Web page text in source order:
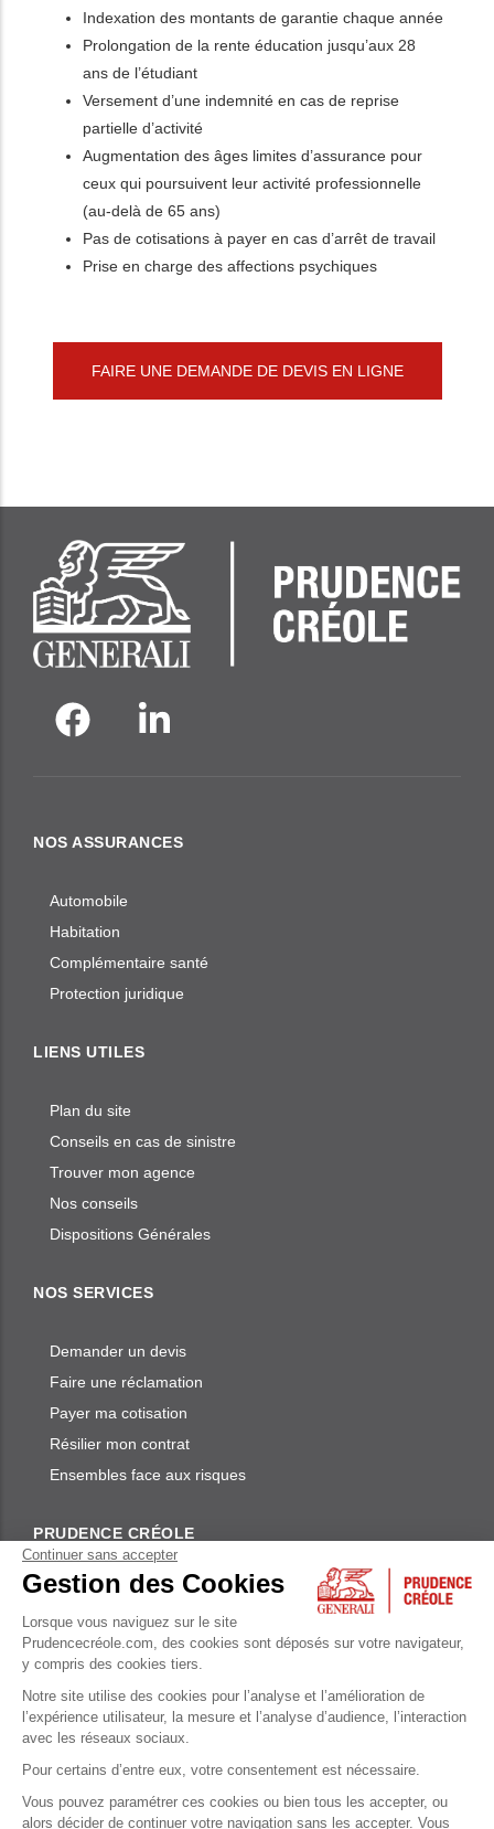
Indexation des montants de garantie chaque année
Prolongation de la rente éducation jusqu’aux 28
ans de l’étudiant
Versement d’une indemnité en cas de reprise
partielle d’activité
Augmentation des âges limites d’assurance pour
ceux qui poursuivent leur activité professionnelle
(au-delà de 65 ans)
Pas de cotisations à payer en cas d’arrêt de travail
Prise en charge des affections psychiques
FAIRE UNE DEMANDE DE DEVIS EN LIGNE
NOS ASSURANCES
Automobile
Habitation
Complémentaire santé
Protection juridique
LIENS UTILES
Plan du site
Conseils en cas de sinistre
Trouver mon agence
Nos conseils
Dispositions Générales
NOS SERVICES
Demander un devis
Faire une réclamation
Payer ma cotisation
Résilier mon contrat
Ensembles face aux risques
PRUDENCE CRÉOLE
Qui sommes-nous
Sponsoring / Mécénat
Nous rejoindre
Mentions légales
Continuer sans accepter
Gestion des Cookies
Lorsque vous naviguez sur le site
Prudencecréole.com, des cookies sont déposés sur votre navigateur,
y compris des cookies tiers.
Notre site utilise des cookies pour l’analyse et l’amélioration de
l’expérience utilisateur, la mesure et l’analyse d’audience, l’interaction
avec les réseaux sociaux.
Pour certains d’entre eux, votre consentement est nécessaire.
Vous pouvez paramétrer ces cookies ou bien tous les accepter, ou
alors décider de continuer votre navigation sans les accepter. Vous